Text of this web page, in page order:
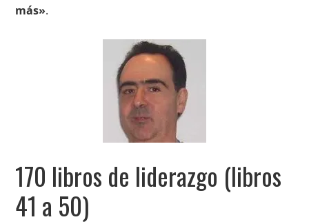
más».
170 libros de liderazgo (libros
41 a 50)